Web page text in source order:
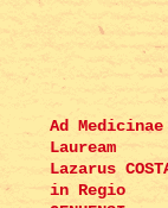
Ad Medicinae
Lauream
Lazarus
in Regio